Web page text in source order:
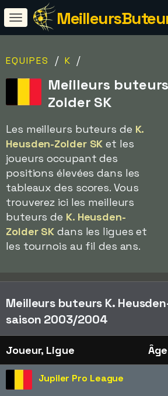
EQUIPES / K /
Meilleurs
Zolder SK
Les meilleurs buteurs de K.
Heusden-Zolder SK et les
joueurs occupant des
positions élevées dans les
tableaux des scores. Vous
trouverez ici les meilleurs
buteurs de K. Heusden-
Zolder SK dans les ligues et
les tournois au fil des ans.
Meilleurs buteurs K.
saison 2003/2004
Joueur, Ligue Âge
Jupiler Pro League